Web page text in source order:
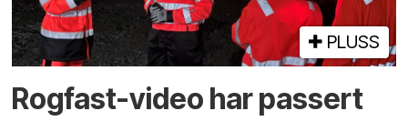
PLUSS
Rogfast-video har passert